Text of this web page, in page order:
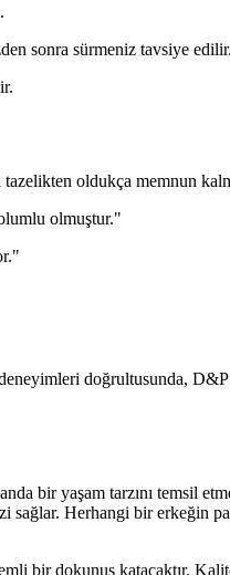
sonra sürmeniz tavsiye edilir.
tazelikten oldukça memnun
olmuştur."
doğrultusunda,
bir yaşam tarzını temsil
sağlar. Herhangi bir
bir dokunuş katacaktır.